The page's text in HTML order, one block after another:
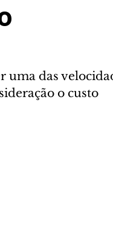
uma das
o custo